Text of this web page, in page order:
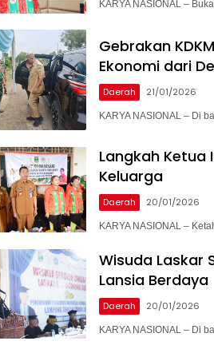
KARYA NASIONAL –
Gebrakan
Ekonomi dari
Daerah 21/01/2026
KARYA NASIONAL – Di
Langkah Ketua
Keluarga
Daerah 20/01/2026
KARYA NASIONAL –
Wisuda Laskar
Lansia Berdaya
Daerah 20/01/2026
KARYA NASIONAL – Di